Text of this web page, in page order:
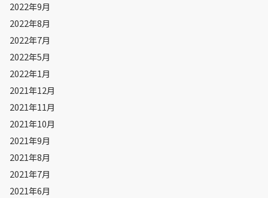
2022年9月
2022年8月
2022年7月
2022年5月
2022年1月
2021年12月
2021年11月
2021年10月
2021年9月
2021年8月
2021年7月
2021年6月